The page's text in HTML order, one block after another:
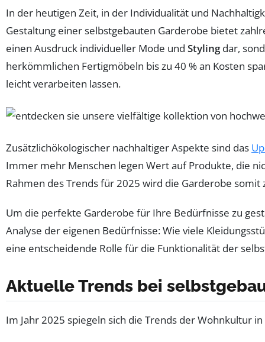
In der heutigen Zeit, in der Individualität und
Gestaltung einer selbstgebauten Garderobe bietet
einen Ausdruck individueller Mode und Stylingdar,
herkömmlichen Fertigmöbeln bis zu 40 % an Kosten
leicht verarbeiten lassen.
Zusätzlichökologischer nachhaltiger Aspekte sind das
Immer mehr Menschen legen Wert auf Produkte, die
Rahmen des Trends für 2025 wird die Garderobe
Um die perfekte Garderobe für Ihre Bedürfnisse zu
Analyse der eigenen Bedürfnisse: Wie viele
eine entscheidende Rolle für die Funktionalität der
Aktuelle Trends bei
Im Jahr 2025 spiegeln sich die Trends der Wohnkultur